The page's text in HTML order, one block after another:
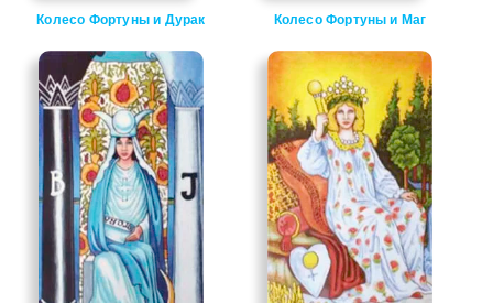
Колесо Фортуны и Дурак Колесо Фортуны и Маг